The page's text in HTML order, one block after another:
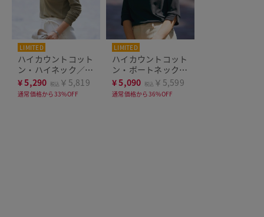
LIMITED
ハイカウントコット
ン・ハイネック／長
袖
¥5,290 税込 ￥5,819
通常価格から33%OFF
LIMITED
ハイカウントコット
ン・ボートネック／
7分袖
¥5,090 税込 ￥5,599
通常価格から36%OFF